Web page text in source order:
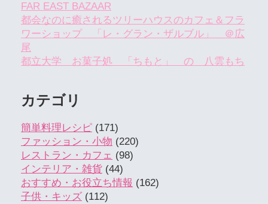
FAR EAST BAZAAR
都会なのに癒されるツリーハウスのカフェ＆フラ
ワーショップ 「レ・グラン・ザルブル」 ＠広
尾
都立大学 お菓子処 「ちもと」 の 八雲もち
カテゴリ
簡単料理レシピ (171)
ファッション・小物 (220)
レストラン・カフェ (98)
インテリア・雑貨 (44)
おすすめ・お役立ち情報 (162)
子供・キッズ (112)